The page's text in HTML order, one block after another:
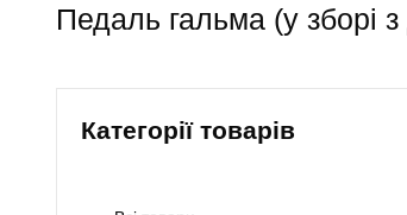
Педаль гальма (у зборі
Категорії товарів